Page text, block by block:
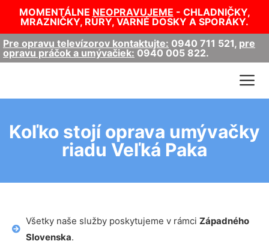
MOMENTÁLNE NEOPRAVUJEME - CHLADNIČKY,
MRAZNIČKY, RÚRY, VARNÉ DOSKY A SPORÁKY.
Pre opravu televízorov kontaktujte: 0940 711 521, pre
opravu práčok a umývačiek: 0940 005 822.
Koľko stojí oprava umývačky
riadu Veľká Paka
Všetky naše služby poskytujeme v rámci Západného
Slovenska.